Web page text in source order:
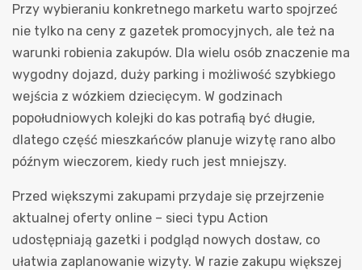
Przy wybieraniu konkretnego marketu warto spojrzeć
nie tylko na ceny z gazetek promocyjnych, ale też na
warunki robienia zakupów. Dla wielu osób znaczenie ma
wygodny dojazd, duży parking i możliwość szybkiego
wejścia z wózkiem dziecięcym. W godzinach
popołudniowych kolejki do kas potrafią być długie,
dlatego część mieszkańców planuje wizytę rano albo
późnym wieczorem, kiedy ruch jest mniejszy.
Przed większymi zakupami przydaje się przejrzenie
aktualnej oferty online – sieci typu Action
udostępniają gazetki i podgląd nowych dostaw, co
ułatwia zaplanowanie wizyty. W razie zakupu większej